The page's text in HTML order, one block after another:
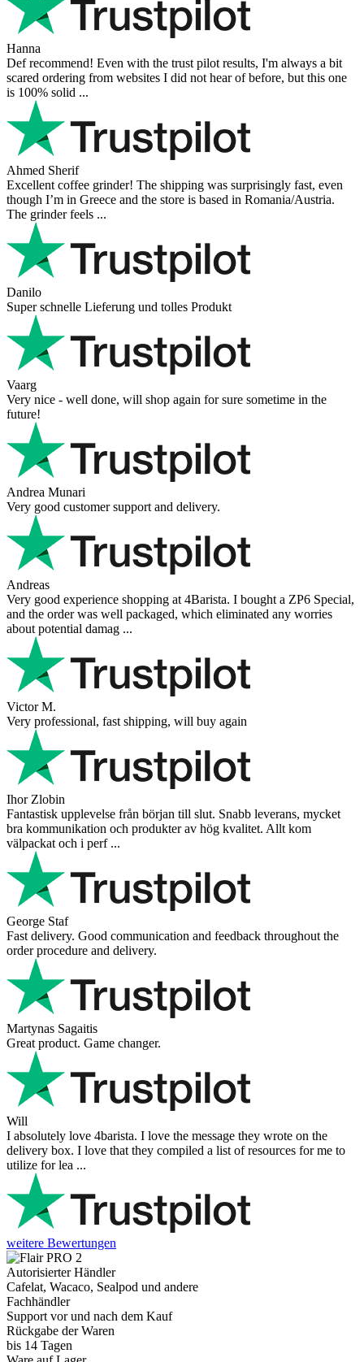
Hanna
Def recommend! Even with the trust pilot results, I'm always a bit
scared ordering from websites I did not hear of before, but this one
is 100% solid ...
Ahmed Sherif
Excellent coffee grinder! The shipping was surprisingly fast, even
though I’m in Greece and the store is based in Romania/Austria.
The grinder feels ...
Danilo
Super schnelle Lieferung und tolles Produkt
Vaarg
Very nice - well done, will shop again for sure sometime in the
future!
Andrea Munari
Very good customer support and delivery.
Andreas
Very good experience shopping at 4Barista. I bought a ZP6 Special,
and the order was well packaged, which eliminated any worries
about potential damag ...
Victor M.
Very professional, fast shipping, will buy again
Ihor Zlobin
Fantastisk upplevelse från början till slut. Snabb leverans, mycket
bra kommunikation och produkter av hög kvalitet. Allt kom
välpackat och i perf ...
George Staf
Fast delivery. Good communication and feedback throughout the
order procedure and delivery.
Martynas Sagaitis
Great product. Game changer.
Will
I absolutely love 4barista. I love the message they wrote on the
delivery box. I love that they compiled a list of resources for me to
utilize for lea ...
weitere Bewertungen
Autorisierter Händler
Cafelat, Wacaco, Sealpod und andere
Fachhändler
Support vor und nach dem Kauf
Rückgabe der Waren
bis 14 Tagen